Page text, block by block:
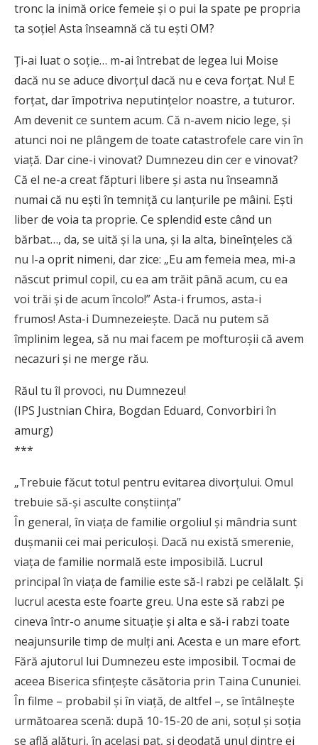
tronc la inimă orice femeie şi o pui la spate pe propria
ta soţie! Asta înseamnă că tu eşti OM?
Ţi-ai luat o soţie… m-ai întrebat de legea lui Moise
dacă nu se aduce divorţul dacă nu e ceva forţat. Nu! E
forţat, dar împotriva neputinţelor noastre, a tuturor.
Am devenit ce suntem acum. Că n-avem nicio lege, şi
atunci noi ne plângem de toate catastrofele care vin în
viaţă. Dar cine-i vinovat? Dumnezeu din cer e vinovat?
Că el ne-a creat făpturi libere şi asta nu înseamnă
numai că nu eşti în temniţă cu lanţurile pe mâini. Eşti
liber de voia ta proprie. Ce splendid este când un
bărbat…, da, se uită şi la una, şi la alta, bineînţeles că
nu l-a oprit nimeni, dar zice: „Eu am femeia mea, mi-a
născut primul copil, cu ea am trăit până acum, cu ea
voi trăi şi de acum încolo!” Asta-i frumos, asta-i
frumos! Asta-i Dumnezeieşte. Dacă nu putem să
împlinim legea, să nu mai facem pe mofturoşii că avem
necazuri şi ne merge rău.
Răul tu îl provoci, nu Dumnezeu!
(IPS Justnian Chira, Bogdan Eduard, Convorbiri în
amurg)
***
„Trebuie făcut totul pentru evitarea divorțului. Omul
trebuie să-și asculte conștiința”
În general, în viața de familie orgoliul și mândria sunt
dușmanii cei mai periculoși. Dacă nu există smerenie,
viața de familie normală este imposibilă. Lucrul
principal în viața de familie este să-l rabzi pe celălalt. Și
lucrul acesta este foarte greu. Una este să rabzi pe
cineva într-o anume situație și alta e să-i rabzi toate
neajunsurile timp de mulți ani. Acesta e un mare efort.
Fără ajutorul lui Dumnezeu este imposibil. Tocmai de
aceea Biserica sfințește căsătoria prin Taina Cununiei.
În filme – probabil și în viață, de altfel –, se întâlnește
următoarea scenă: după 10-15-20 de ani, soțul și soția
se află alături, în același pat, și deodată unul dintre ei